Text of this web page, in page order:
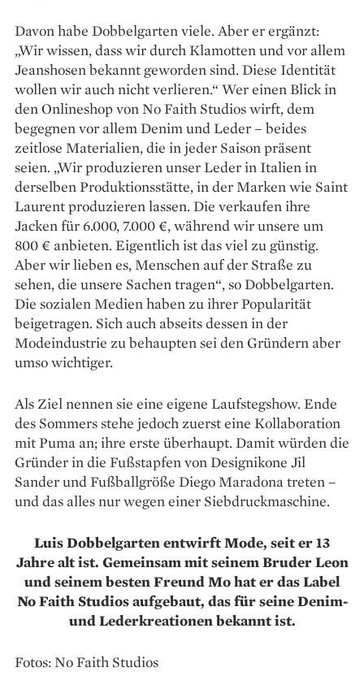
Davon habe Dobbelgarten viele. Aber er ergänzt:
„Wir wissen, dass wir durch Klamotten und vor allem
Jeanshosen bekannt geworden sind. Diese Identität
wollen wir auch nicht verlieren.“ Wer einen Blick in
den Onlineshop von No Faith Studios wirft, dem
begegnen vor allem Denim und Leder – beides
zeitlose Materialien, die in jeder Saison präsent
seien. „Wir produzieren unser Leder in Italien in
derselben Produktionsstätte, in der Marken wie Saint
Laurent produzieren lassen. Die verkaufen ihre
Jacken für 6.000, 7.000 €, während wir unsere um
800 € anbieten. Eigentlich ist das viel zu günstig.
Aber wir lieben es, Menschen auf der Straße zu
sehen, die unsere Sachen tragen“, so Dobbelgarten.
Die sozialen Medien haben zu ihrer Popularität
beigetragen. Sich auch abseits dessen in der
Modeindustrie zu behaupten sei den Gründern aber
umso wichtiger.
Als Ziel nennen sie eine eigene Laufstegshow. Ende
des Sommers stehe jedoch zuerst eine Kollaboration
mit Puma an; ihre erste überhaupt. Damit würden die
Gründer in die Fußstapfen von Designikone Jil
Sander und Fußballgröße Diego Maradona treten –
und das alles nur wegen einer Siebdruckmaschine.
Luis Dobbelgarten entwirft Mode, seit er 13
Jahre alt ist. Gemeinsam mit seinem Bruder Leon
und seinem besten Freund Mo hat er das Label
No Faith Studios aufgebaut, das für seine Denim-
und Lederkreationen bekannt ist.
Fotos: No Faith Studios